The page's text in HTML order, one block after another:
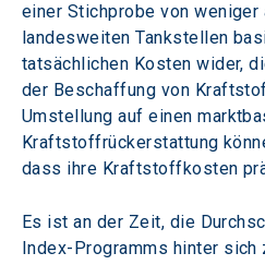
einer Stichprobe von weniger
landesweiten Tankstellen
tatsächlichen Kosten wider,
der Beschaffung von
Umstellung auf einen
Kraftstoffrückerstattung
dass ihre Kraftstoffkosten
Es ist an der Zeit, die
Index-Programms hinter sich